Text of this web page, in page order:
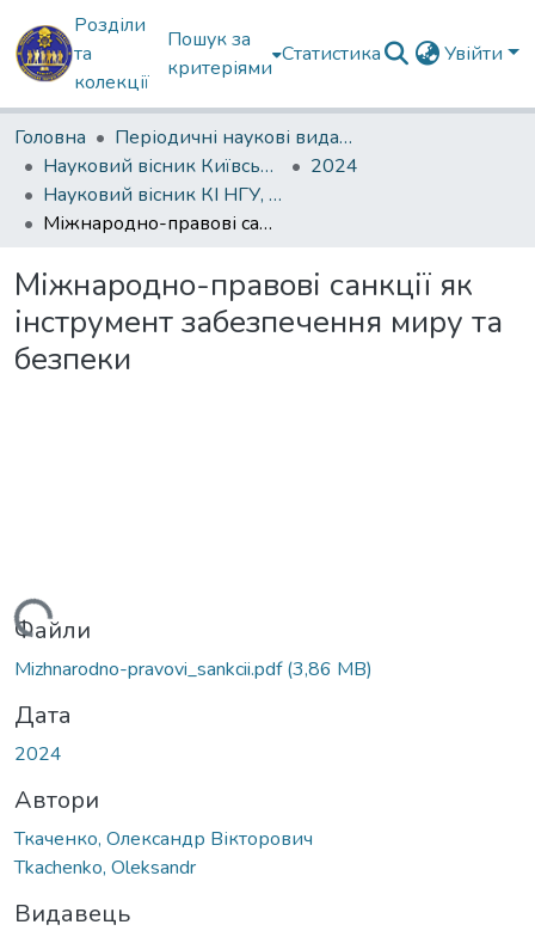
Розділи
та
колекції
Пошук за
критеріями
Статистика Увійти
Головна
Періодичні наукові видання КІ НГУ
Науковий вісник Київського інституту Національної гвардії України
2024
Науковий вісник КІ НГУ, 2024‘ № 1(4)
Міжнародно-правові cанкції як інструмент забезпечення миру та безпеки
Міжнародно-правові cанкції як
інструмент забезпечення миру та
безпеки
Файли
Mizhnarodno-pravovi_sankcii.pdf(3,86 MB)
Дата
2024
Автори
Ткаченко, Олександр Вікторович
Tkachenko, Oleksandr
Видавець